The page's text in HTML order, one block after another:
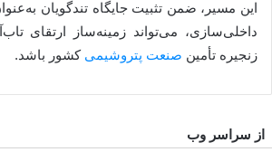
این مسیر، ضمن تثبیت جایگاه تندگویان
داخلی‌سازی، می‌تواند زمینه‌ساز ارتقای
زنجیره تأمین صنعت پتروشیمی کشور باشد.
از سراسر وب